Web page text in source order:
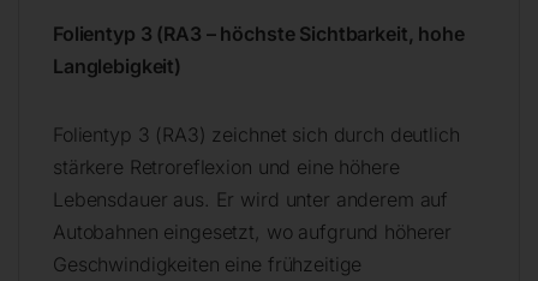
Folientyp 3 (RA3 – höchste Sichtbarkeit, hohe
Langlebigkeit)
Folientyp 3 (RA3) zeichnet sich durch deutlich
stärkere Retroreflexion und eine höhere
Lebensdauer aus. Er wird unter anderem auf
Autobahnen eingesetzt, wo aufgrund höherer
Geschwindigkeiten eine frühzeitige